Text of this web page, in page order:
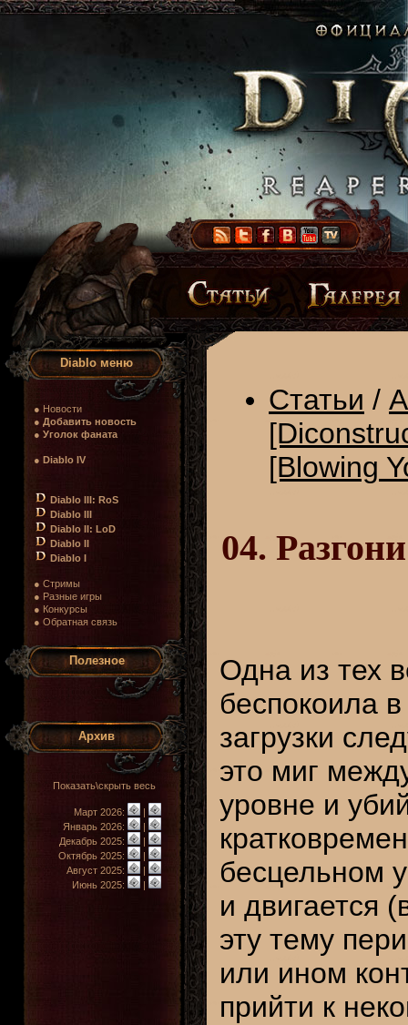
Diablo меню
● Новости
● Добавить новость
● Уголок фаната
● Diablo IV
Diablo III: RoS
Diablo III
Diablo II: LoD
Diablo II
Diablo I
● Стримы
● Разные игры
● Конкурсы
● Обратная связь
Полезное
Архив
Показать\скрыть весь
Март 2026:
|
Январь 2026:
|
Декабрь 2025:
|
Октябрь 2025:
|
Август 2025:
|
Июнь 2025:
|
Статьи /
[Blowing
04.
Одна из тех
беспокоила
загрузки
это миг
уровне и
бесцельном
и двигается
эту тему
или ином
прийти к